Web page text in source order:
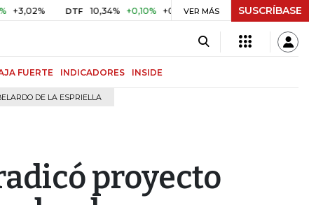
DTF 10,34% +0,10% +0,98% UVR $ 416,91 +$ 0,05
VER MÁS SUSCRÍBASE
FUERTE INDICADORES INSIDE
DE LA ESPRIELLA
proyecto